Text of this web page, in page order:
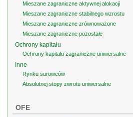
Mieszane zagraniczne aktywnej alokacji
Mieszane zagraniczne stabilnego wzrostu
Mieszane zagraniczne zrównoważone
Mieszane zagraniczne pozostałe
Ochrony kapitału
Ochrony kapitału zagraniczne uniwersalne
Inne
Rynku surowców
Absolutnej stopy zwrotu uniwersalne
OFE